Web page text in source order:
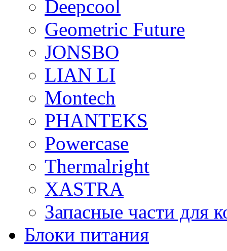
Deepcool
Geometric Future
JONSBO
LIAN LI
Montech
PHANTEKS
Powercase
Thermalright
XASTRA
Запасные части для
Блоки питания